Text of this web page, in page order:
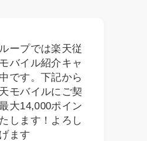
ープでは楽天従
バイル紹介キャ
です。下記から
モバイルにご契
大14,000ポイン
します！よろし
ます